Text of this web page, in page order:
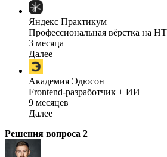
Яндекс Практикум
Профессиональная вёрстка на
3 месяца
Далее
Академия Эдюсон
Frontend-разработчик + ИИ
9 месяцев
Далее
Решения вопроса 2